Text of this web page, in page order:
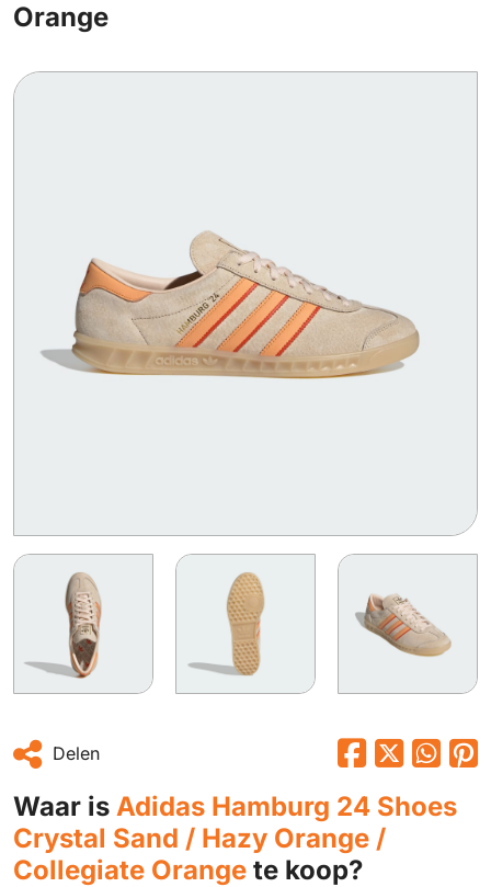
Orange
Delen
Waar is Adidas Hamburg 24 Shoes
Crystal Sand / Hazy Orange /
Collegiate Orange te koop?